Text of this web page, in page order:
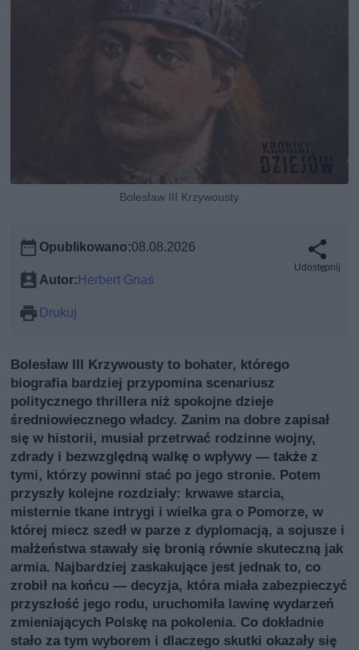
Bolesław III Krzywousty
Opublikowano:08.08.2026
Autor:Herbert Gnaś
Drukuj
Udostępnij
Bolesław III Krzywousty to bohater, którego
biografia bardziej przypomina scenariusz
politycznego thrillera niż spokojne dzieje
średniowiecznego władcy. Zanim na dobre zapisał
się w historii, musiał przetrwać rodzinne wojny,
zdrady i bezwzględną walkę o wpływy — także z
tymi, którzy powinni stać po jego stronie. Potem
przyszły kolejne rozdziały: krwawe starcia,
misternie tkane intrygi i wielka gra o Pomorze, w
której miecz szedł w parze z dyplomacją, a sojusze i
małżeństwa stawały się bronią równie skuteczną jak
armia. Najbardziej zaskakujące jest jednak to, co
zrobił na końcu — decyzja, która miała zabezpieczyć
przyszłość jego rodu, uruchomiła lawinę wydarzeń
zmieniających Polskę na pokolenia. Co dokładnie
stało za tym wyborem i dlaczego skutki okazały się